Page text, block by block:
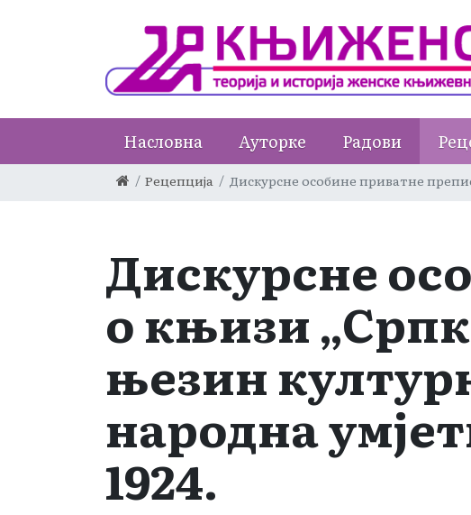
Насловна Ауторке Радови
Рецепција Дискурсне особине приватне
Дискурсне
о књизи
њезин
народна
1924.